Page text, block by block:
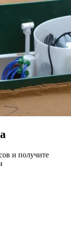
и получите